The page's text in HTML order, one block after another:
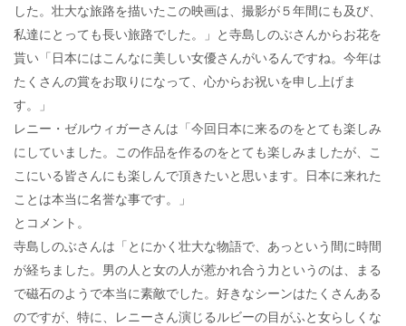
した。壮大な旅路を描いたこの映画は、撮影が５年間にも及び、
私達にとっても長い旅路でした。」と寺島しのぶさんからお花を
貰い「日本にはこんなに美しい女優さんがいるんですね。今年は
たくさんの賞をお取りになって、心からお祝いを申し上げま
す。」
レニー・ゼルウィガーさんは「今回日本に来るのをとても楽しみ
にしていました。この作品を作るのをとても楽しみましたが、こ
こにいる皆さんにも楽しんで頂きたいと思います。日本に来れた
ことは本当に名誉な事です。」
とコメント。
寺島しのぶさんは「とにかく壮大な物語で、あっという間に時間
が経ちました。男の人と女の人が惹かれ合う力というのは、まる
で磁石のようで本当に素敵でした。好きなシーンはたくさんある
のですが、特に、レニーさん演じるルビーの目がふと女らしくな